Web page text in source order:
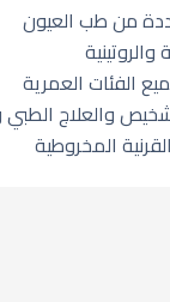
من طب العيون
الفئات العمرية
والعلاج الطبي
المخروطية